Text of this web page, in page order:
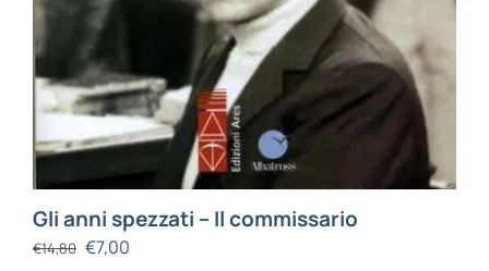
Gli anni spezzati – Il commissario
€14,80 €7,00